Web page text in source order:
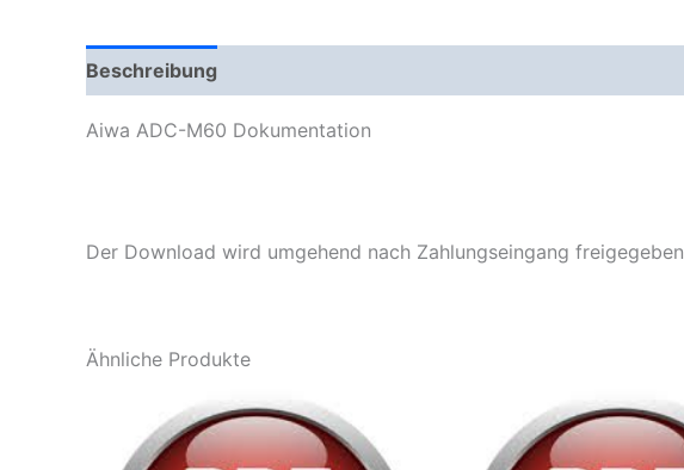
Beschreibung
Aiwa ADC-M60 Dokumentation
Der Download wird umgehend nach Zahlungseingang
Ähnliche Produkte